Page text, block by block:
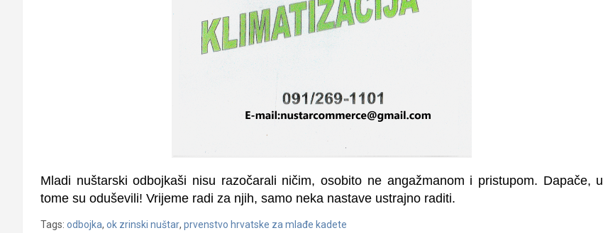
Mladi nuštarski odbojkaši nisu razočarali ničim, osobito ne angažmanom i pristupom. Dapače, u
tome su oduševili! Vrijeme radi za njih, samo neka nastave ustrajno raditi.
Tags: odbojka, ok zrinski nuštar, prvenstvo hrvatske za mlađe kadete